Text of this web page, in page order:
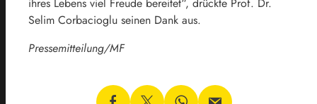
Selim Corbacioglu seinen Dank aus.
Pressemitteilung/MF